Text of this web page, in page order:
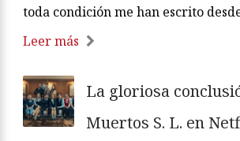
toda condición me han escrito
Leer más
La gloriosa
Muertos S. L. en